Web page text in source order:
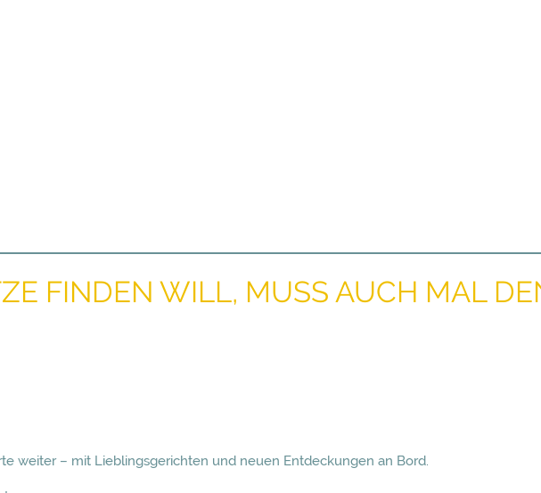
FINDEN WILL, MUSS AUCH MAL
weiter – mit Lieblingsgerichten und neuen Entdeckungen an Bord.